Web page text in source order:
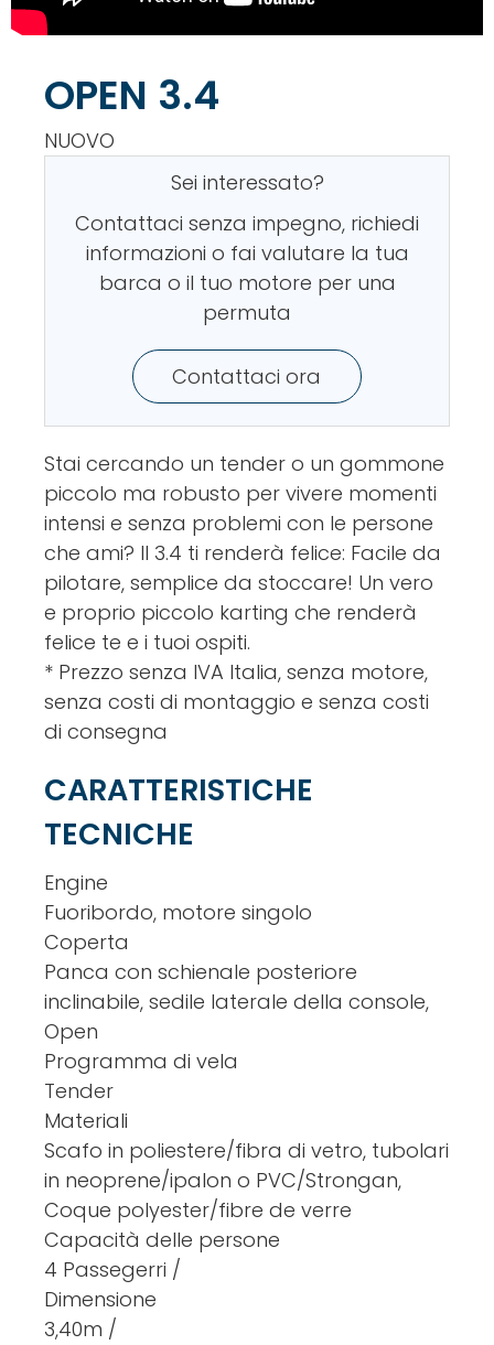
OPEN 3.4
NUOVO
Sei interessato?
Contattaci senza impegno, richiedi
informazioni o fai valutare la tua
barca o il tuo motore per una
permuta
Contattaci ora
Stai cercando un tender o un gommone
piccolo ma robusto per vivere momenti
intensi e senza problemi con le persone
che ami? Il 3.4 ti renderà felice: Facile da
pilotare, semplice da stoccare! Un vero
e proprio piccolo karting che renderà
felice te e i tuoi ospiti.
* Prezzo senza IVA Italia, senza motore,
senza costi di montaggio e senza costi
di consegna
CARATTERISTICHE
TECNICHE
Engine
Fuoribordo, motore singolo
Coperta
Panca con schienale posteriore
inclinabile, sedile laterale della console,
Open
Programma di vela
Tender
Materiali
Scafo in poliestere/fibra di vetro, tubolari
in neoprene/ipalon o PVC/Strongan,
Coque polyester/fibre de verre
Capacità delle persone
4 Passegerri /
Dimensione
3,40m /